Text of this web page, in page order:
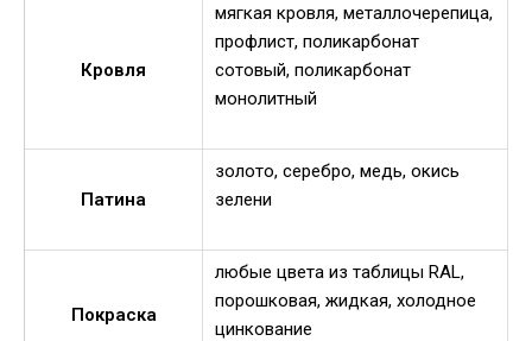
Кровля
мягкая кровля, металлочерепица,
профлист, поликарбонат
сотовый, поликарбонат
монолитный
Патина
золото, серебро, медь, окись
зелени
Покраска
любые цвета из таблицы RAL,
порошковая, жидкая, холодное
цинкование